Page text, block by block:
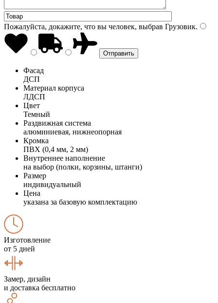
Пожалуйста, докажите, что вы человек, выбрав Грузовик.
Фасад
ДСП
Материал корпуса
ЛДСП
Цвет
Темный
Раздвижная система
алюминиевая, нижнеопорная
Кромка
ПВХ (0,4 мм, 2 мм)
Внутреннее наполнение
на выбор (полки, корзины, штанги)
Размер
индивидуальный
Цена
указана за базовую комплектацию
Изготовление
от 5 дней
Замер, дизайн
и доставка бесплатно